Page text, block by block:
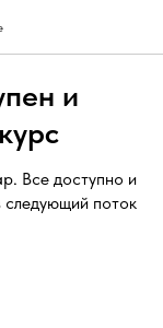
и
Все доступно и
поток